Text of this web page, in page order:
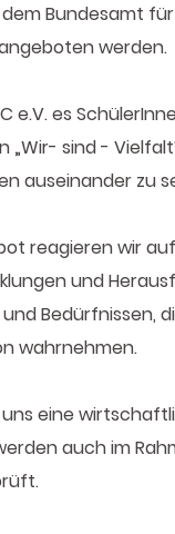
Bundesamt
werden.
e.V. es
„Wir- sind -
auseinander zu
reagieren wir
und
Bedürfnissen,
wahrnehmen.
eine
auch im